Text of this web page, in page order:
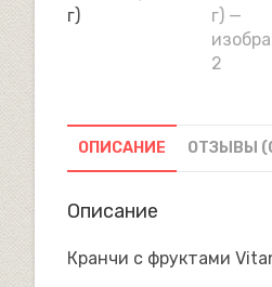
ОПИСАНИЕ ОТЗЫВЫ
Описание
Кранчи с фруктами